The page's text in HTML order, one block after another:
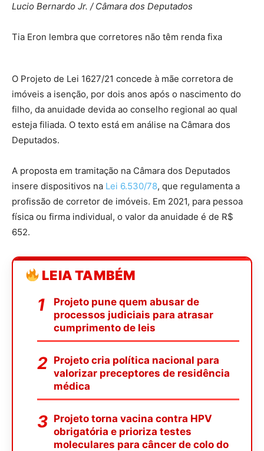
Lucio Bernardo Jr. / Câmara dos Deputados
Tia Eron lembra que corretores não têm renda fixa
O Projeto de Lei 1627/21 concede à mãe corretora de
imóveis a isenção, por dois anos após o nascimento do
filho, da anuidade devida ao conselho regional ao qual
esteja filiada. O texto está em análise na Câmara dos
Deputados.
A proposta em tramitação na Câmara dos Deputados
insere dispositivos na Lei 6.530/78, que regulamenta a
profissão de corretor de imóveis. Em 2021, para pessoa
física ou firma individual, o valor da anuidade é de R$
652.
LEIA TAMBÉM
Projeto pune quem abusar de
processos judiciais para atrasar
cumprimento de leis
Projeto cria política nacional para
valorizar preceptores de residência
médica
Projeto torna vacina contra HPV
obrigatória e prioriza testes
moleculares para câncer de colo do